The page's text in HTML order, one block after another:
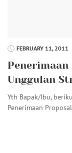
FEBRUARY 11, 2011
Unggulan
Yth Bapak/Ibu,
Penerimaan